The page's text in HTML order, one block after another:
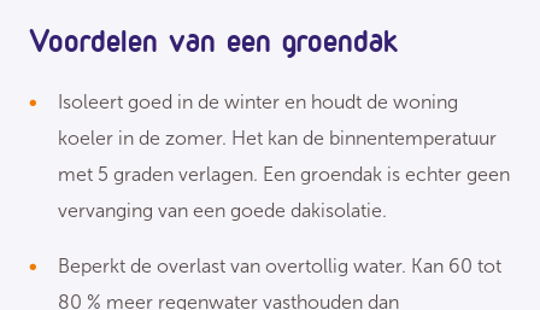
Voordelen van een groendak
Isoleert goed in de winter en houdt de woning
koeler in de zomer. Het kan de binnentemperatuur
met 5 graden verlagen. Een groendak is echter geen
vervanging van een goede dakisolatie.
Beperkt de overlast van overtollig water. Kan 60 tot
80 % meer regenwater vasthouden dan